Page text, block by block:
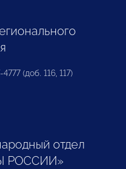
(доб. 116, 117)
отдел
РОССИИ»